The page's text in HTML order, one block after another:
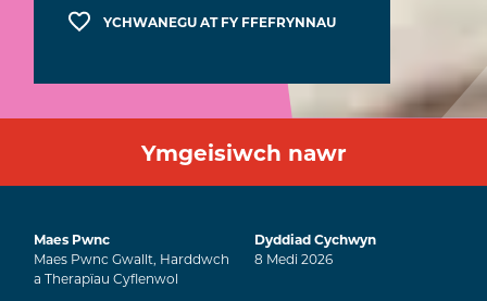
YCHWANEGU AT FY FFEFRYNNAU
Ymgeisiwch nawr
Maes Pwnc
Maes Pwnc Gwallt, Harddwch
a Therapïau Cyflenwol
Dyddiad Cychwyn
8 Medi2026